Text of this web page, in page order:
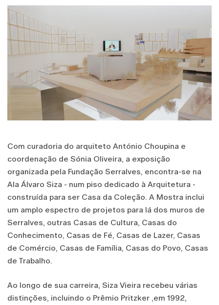
Com curadoria do arquiteto António Choupina e
coordenação de Sónia Oliveira, a exposição
organizada pela Fundação Serralves, encontra-se na
Ala Álvaro Siza - num piso dedicado à Arquitetura -
construída para ser Casa da Coleção. A Mostra inclui
um amplo espectro de projetos para lá dos muros de
Serralves, outras Casas de Cultura, Casas do
Conhecimento, Casas de Fé, Casas de Lazer, Casas
de Comércio, Casas de Família, Casas do Povo, Casas
de Trabalho.
Ao longo de sua carreira, Siza Vieira recebeu várias
distinções, incluindo o Prêmio Pritzker ,em 1992,